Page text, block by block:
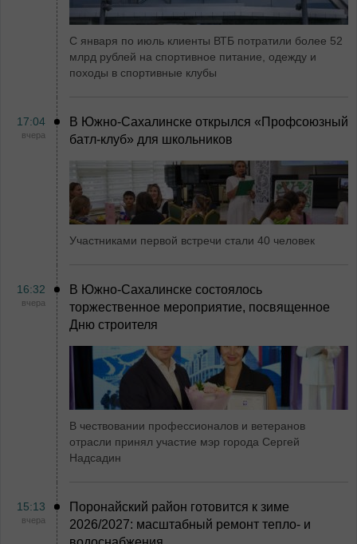
С января по июль клиенты ВТБ потратили более 52
млрд рублей на спортивное питание, одежду и
походы в спортивные клубы
17:04
вчера
В Южно-Сахалинске открылся «Профсоюзный
батл-клуб» для школьников
Участниками первой встречи стали 40 человек
16:32
вчера
В Южно-Сахалинске состоялось
торжественное мероприятие, посвященное
Дню строителя
В чествовании профессионалов и ветеранов
отрасли принял участие мэр города Сергей
Надсадин
15:13
вчера
Поронайский район готовится к зиме
2026/2027: масштабный ремонт тепло- и